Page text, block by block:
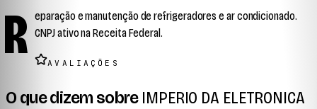
R eparação e manutenção de refrigeradores e ar condicionado.
CNPJ ativo na Receita Federal.
AVALIAÇÕES
O que dizem sobre IMPERIO DA ELETRONICA